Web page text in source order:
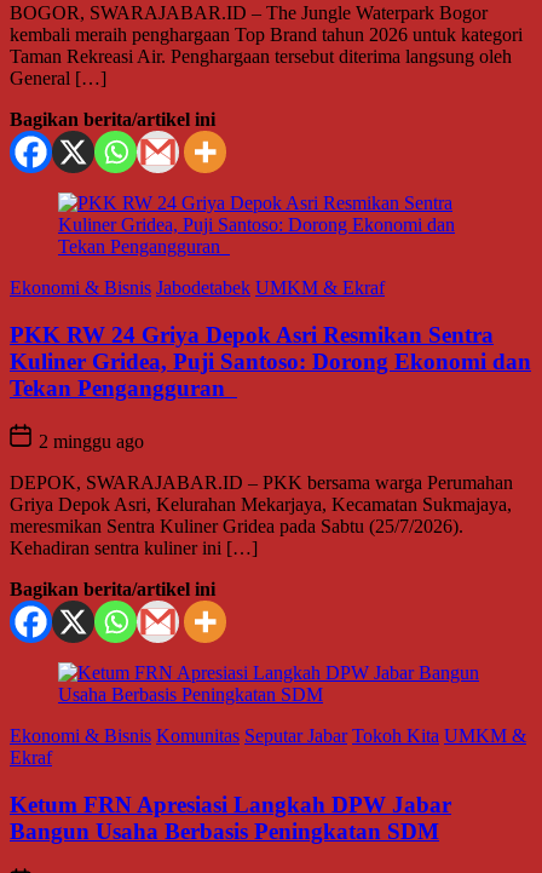
BOGOR, SWARAJABAR.ID – The Jungle Waterpark Bogor
kembali meraih penghargaan Top Brand tahun 2026 untuk kategori
Taman Rekreasi Air. Penghargaan tersebut diterima langsung oleh
General […]
Bagikan berita/artikel ini
Ekonomi & Bisnis Jabodetabek UMKM & Ekraf
PKK RW 24 Griya Depok Asri Resmikan Sentra
Kuliner Gridea, Puji Santoso: Dorong Ekonomi dan
Tekan Pengangguran
2 minggu ago
DEPOK, SWARAJABAR.ID – PKK bersama warga Perumahan
Griya Depok Asri, Kelurahan Mekarjaya, Kecamatan Sukmajaya,
meresmikan Sentra Kuliner Gridea pada Sabtu (25/7/2026).
Kehadiran sentra kuliner ini […]
Bagikan berita/artikel ini
Ekonomi & Bisnis Komunitas Seputar Jabar Tokoh Kita UMKM &
Ekraf
Ketum FRN Apresiasi Langkah DPW Jabar
Bangun Usaha Berbasis Peningkatan SDM